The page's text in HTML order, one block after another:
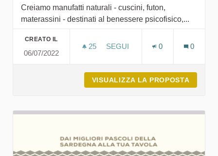
Creiamo manufatti naturali - cuscini, futon,
materassini - destinati al benessere psicofisico,...
CREATO IL
06/07/2022
25 25 SOSTENITORI
SEGUI
0 0
VISUALIZZA LA PROPOSTA